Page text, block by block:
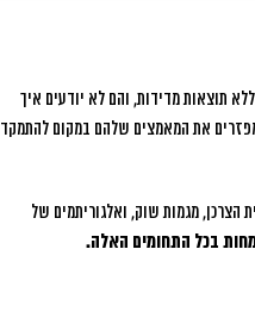
תוצאות מדידות, והם לא יודעים איך
את המאמצים שלהם במקום להתמקד
הצרכן, מגמות שוק, ואלגוריתמים של
בכל התחומים האלה.